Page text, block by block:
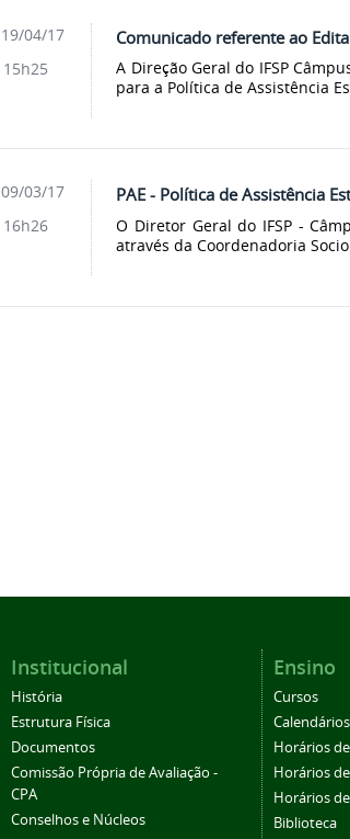
Comunicado referente ao
A Direção Geral do IFSP
para a Política de Assistência
19/04/17
15h25
PAE - Política de Assistência
O Diretor Geral do IFSP -
através da Coordenadoria
09/03/17
16h26
Institucional
História
Estrutura Física
Documentos
Comissão Própria de Avaliação -
CPA
Conselhos e Núcleos
Ensino
Cursos
Calendários
Horários
Horários
Horários
Biblioteca